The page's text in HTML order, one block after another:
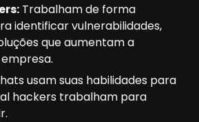
Trabalham de forma
identificar vulnerabilidades,
que aumentam a
usam suas habilidades para
hackers trabalham para